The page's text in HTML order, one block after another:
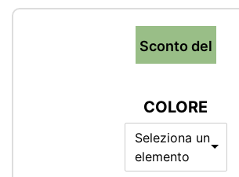
Sconto del
COLORE
Seleziona un
elemento